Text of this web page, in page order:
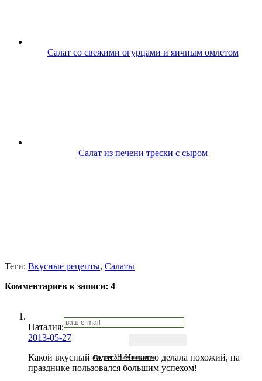
Салат со свежими огурцами и яичным омлетом
Салат из печени трески с сыром
Подписаться письмом
Теги: Вкусные рецепты, Салаты
Комментариев к записи: 4
Наталия:
2013-05-27
Какой вкусный салат!!! Недавно делала похожий, на
празднике пользовался большим успехом!